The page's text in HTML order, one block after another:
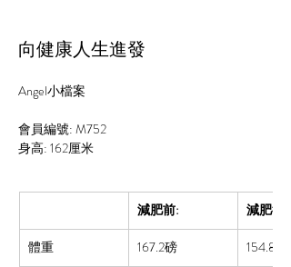
向健康人生進發
Angel小檔案
會員編號: M752
身高: 162厘米
減肥前: 減肥後:
體重 167.2磅 154.8